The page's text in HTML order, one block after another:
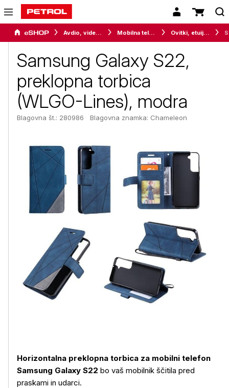
Avdio, video in telefonija Mobilna telefonija Ovitki, etuiji, torbice in držala
Samsung Galaxy S22,
preklopna torbica
(WLGO-Lines), modra
Blagovna št.: 280986 Blagovna znamka: Chameleon
Horizontalna preklopna torbica za mobilni telefon
Samsung Galaxy S22 bo vaš mobilnik ščitila pred
praskami in udarci.